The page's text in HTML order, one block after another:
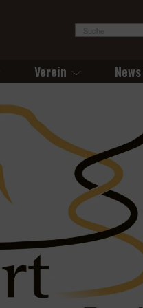
Verein News